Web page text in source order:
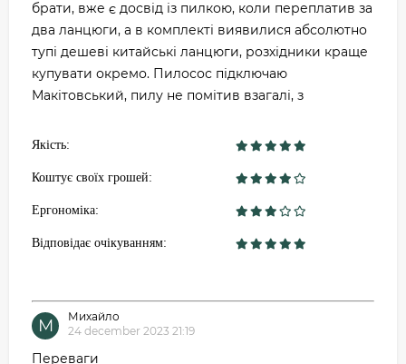
брати, вже є досвід із пилкою, коли переплатив за
два ланцюги, а в комплекті виявилися абсолютно
тупі дешеві китайські ланцюги, розхідники краще
купувати окремо. Пилосос підключаю
Макітовський, пилу не помітив взагалі, з
Якість:
Коштує своїх грошей:
Ергономіка:
Відповідає очікуванням:
М
Михайло
24 december 2023 21:19
Переваги